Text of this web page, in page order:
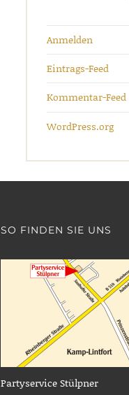
Anmelden
Eintrags-Feed
Kommentar-Feed
WordPress.org
SO FINDEN SIE UNS
Partyservice Stülpner